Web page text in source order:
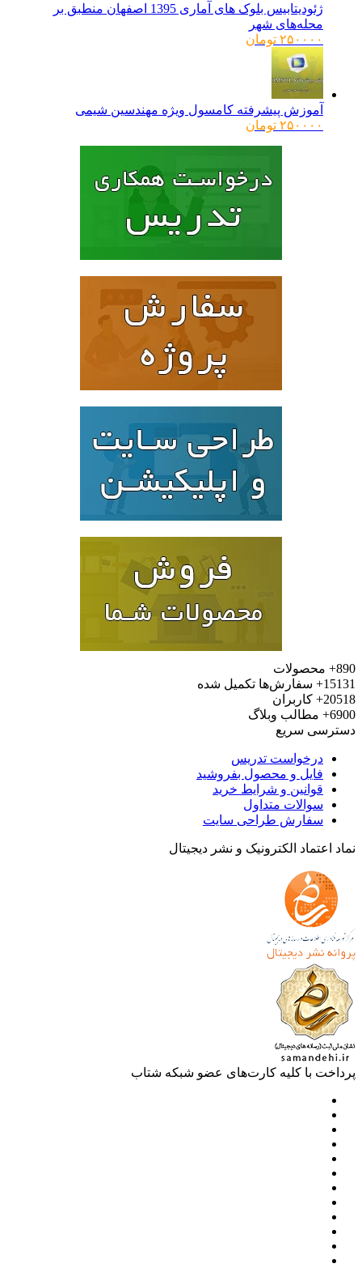
ژئودیتابیس بلوک های آماری 1395 اصفهان منطبق بر
محله‌های شهر
۲۵۰۰۰۰ تومان
آموزش پیشرفته کامسول ویژه مهندسین شیمی
۲۵۰۰۰۰ تومان
محصولات
سفارش‌ها تکمیل شده
کاربران
مطالب وبلاگ
سریع
درخواست تدریس
فایل و محصول بفروشید
قوانین و شرایط خرید
سوالات متداول
سفارش طراحی سایت
اعتماد الکترونیک و نشر دیجیتال
با کلیه کارت‌های عضو شبکه شتاب